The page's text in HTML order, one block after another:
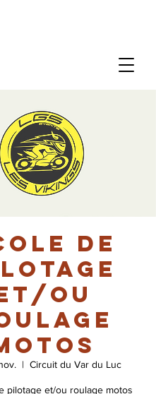
de
ou
  |
Circuit du Var du Luc
pilotage et/ou roulage motos